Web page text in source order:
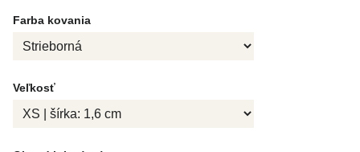
Farba kovania
Veľkosť